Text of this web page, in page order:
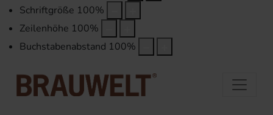
Schriftgröße 100%
Zeilenhöhe 100%
Buchstabenabstand 100%